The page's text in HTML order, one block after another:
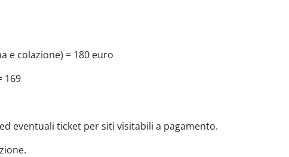
e colazione) = 180 euro
169
eventuali ticket per siti visitabili a pagamento.